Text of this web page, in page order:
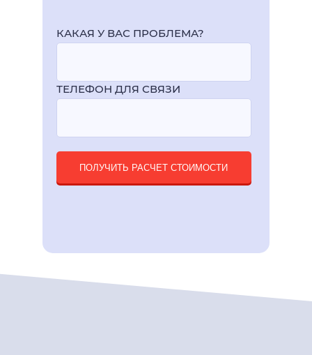
КАКАЯ У ВАС ПРОБЛЕМА?
ТЕЛЕФОН ДЛЯ СВЯЗИ
ПОЛУЧИТЬ РАСЧЕТ СТОИМОСТИ